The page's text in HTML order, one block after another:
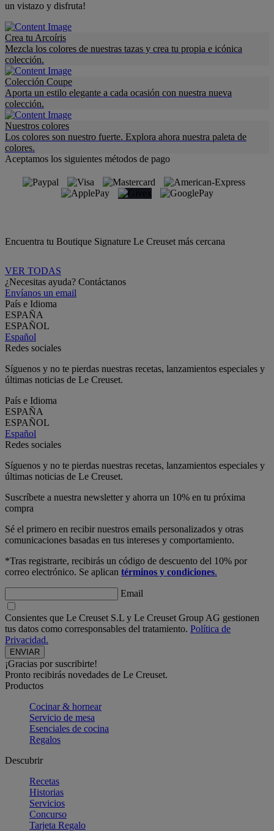
un vistazo y disfruta!
Crea tu Arcoíris
Mezcla los colores de nuestras tazas y crea tu propia e icónica
colección.
Colección Coupe
Aporta un estilo elegante a cada ocasión con nuestra nueva
colección.
Nuestros colores
Los colores son nuestro fuerte. Explora ahora nuestra paleta de
colores.
Aceptamos los siguientes métodos de pago
Encuentra tu Boutique Signature Le Creuset más cercana
VER TODAS
¿Necesitas ayuda? Contáctanos
Envíanos un email
País e Idioma
ESPAÑA
ESPAÑOL
Español
Redes sociales
Síguenos y no te pierdas nuestras recetas, lanzamientos especiales y
últimas noticias de Le Creuset.
País e Idioma
ESPAÑA
ESPAÑOL
Español
Redes sociales
Síguenos y no te pierdas nuestras recetas, lanzamientos especiales y
últimas noticias de Le Creuset.
Suscríbete a nuestra newsletter y ahorra un 10% en tu próxima
compra
Sé el primero en recibir nuestros emails personalizados y otras
comunicaciones basadas en tus intereses y comportamiento.
*Tras registrarte, recibirás un código de descuento del 10% por
correo electrónico. Se aplican términos y condiciones.
Email
Consientes que Le Creuset S.L y Le Creuset Group AG gestionen
tus datos como corresponsables del tratamiento. Política de
Privacidad.
¡Gracias por suscribirte!
Pronto recibirás novedades de Le Creuset.
Productos
Cocinar & hornear
Servicio de mesa
Esenciales de cocina
Regalos
Descubrir
Recetas
Historias
Servicios
Concurso
Tarjeta Regalo